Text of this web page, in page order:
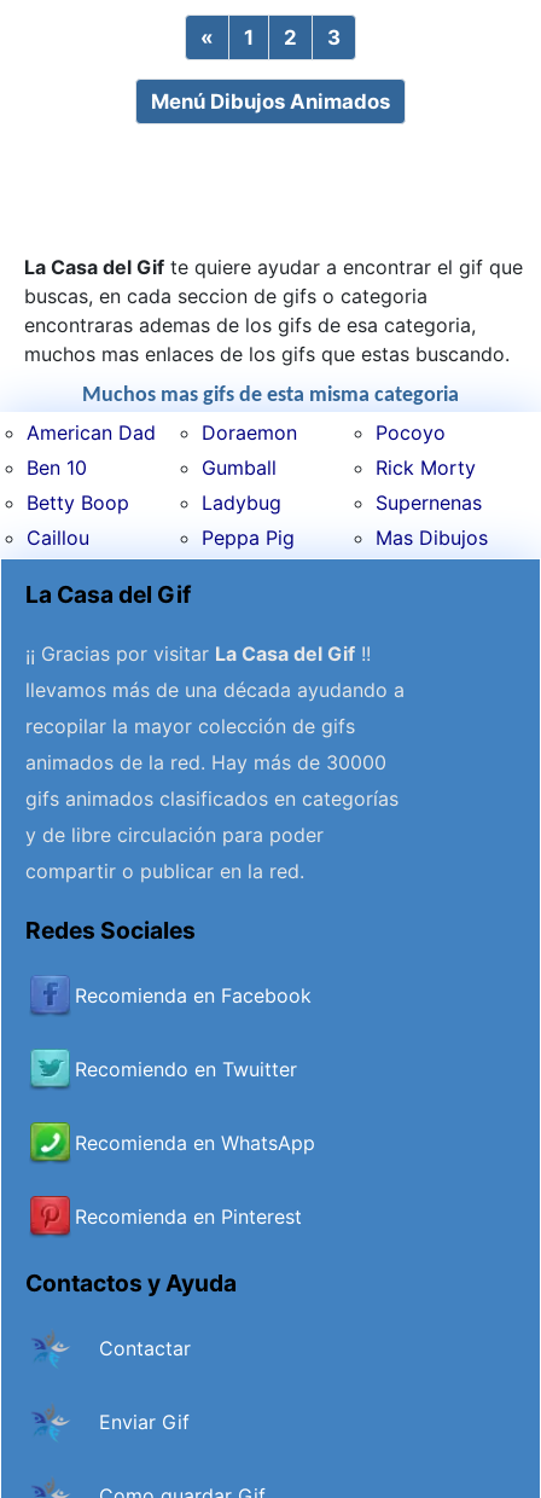
« Previous
1 2 3
Menú Dibujos Animados
La Casa del Gif te quiere ayudar a encontrar el gif que
buscas, en cada seccion de gifs o categoria
encontraras ademas de los gifs de esa categoria,
muchos mas enlaces de los gifs que estas buscando.
Muchos mas gifs de esta misma categoria
American Dad
Ben 10
Betty Boop
Caillou
Doraemon
Gumball
Ladybug
Peppa Pig
Pocoyo
Rick Morty
Supernenas
Mas Dibujos
La Casa del Gif
¡¡ Gracias por visitar La Casa del Gif !!
llevamos más de una década ayudando a
recopilar la mayor colección de gifs
animados de la red. Hay más de 30000
gifs animados clasificados en categorías
y de libre circulación para poder
compartir o publicar en la red.
Redes Sociales
Recomienda en Facebook
Recomiendo en Twuitter
Recomienda en WhatsApp
Recomienda en Pinterest
Contactos y Ayuda
Contactar
Enviar Gif